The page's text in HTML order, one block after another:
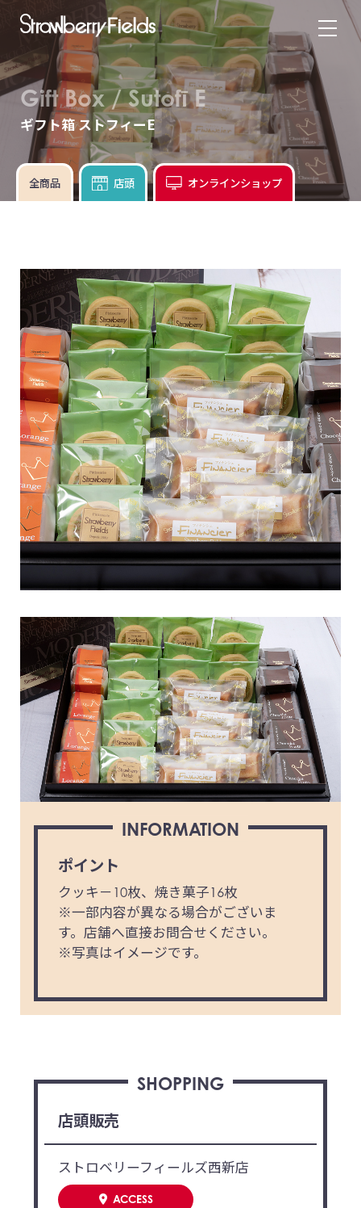
Gift Box / Sutofī E
ギフト箱 ストフィーE
全商品 店頭 オンラインショップ
INFORMATION
ポイント
クッキ－10枚、焼き菓子16枚
※一部内容が異なる場合がございま
す。店舗へ直接お問合せください。
※写真はイメージです。
SHOPPING
店頭販売
ストロベリーフィールズ西新店
ACCESS